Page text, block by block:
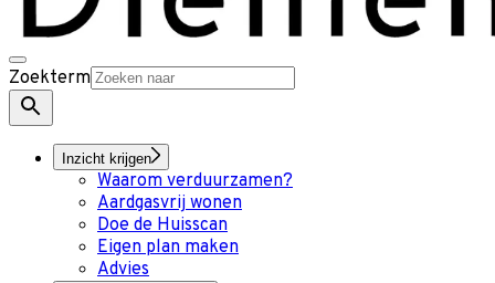
Zoekterm
Inzicht krijgen
Waarom verduurzamen?
Aardgasvrij wonen
Doe de Huisscan
Eigen plan maken
Advies